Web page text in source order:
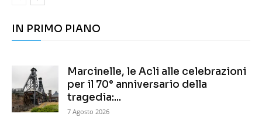
IN PRIMO PIANO
Marcinelle, le Acli alle celebrazioni
per il 70° anniversario della
tragedia:...
7 Agosto 2026